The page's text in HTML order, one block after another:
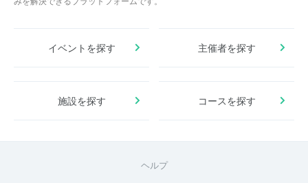
イベントを探す 主催者を探す
施設を探す コースを探す
ヘルプ